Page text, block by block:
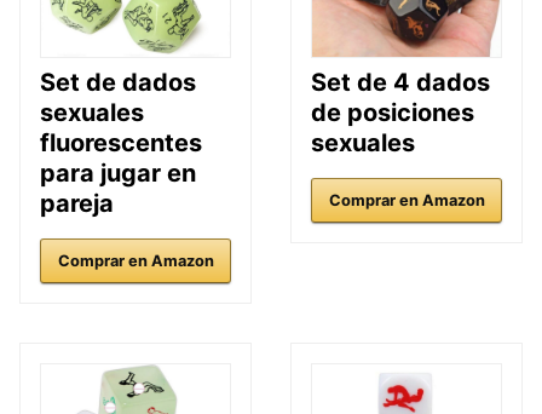
Set de dados
sexuales
fluorescentes
para jugar en
pareja
Comprar en Amazon
Set de 4 dados
de posiciones
sexuales
Comprar en Amazon